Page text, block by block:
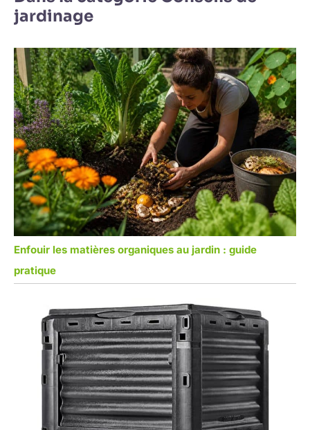
jardinage
Enfouir les matières organiques au jardin : guide
pratique